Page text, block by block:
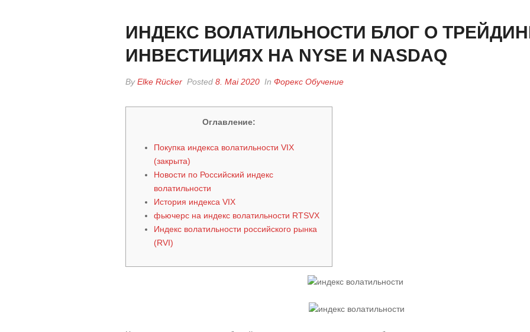
ИНДЕКС ВОЛАТИЛЬНОСТИ БЛОГ О
ИНВЕСТИЦИЯХ НА NYSE И NASDAQ
ByElke Rücker Posted 8. Mai 2020 In Форекс Обучение
Оглавление:
Покупка индекса волатильности VIX
(закрыта)
Новости по Российский индекс
волатильности
История индекса VIX
фьючерс на индекс волатильности RTSVX
Индекс волатильности российского рынка
(RVI)